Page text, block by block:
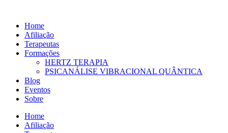
conteúdo
Home
Afiliação
Terapeutas
Formações
HERTZ TERAPIA
PSICANÁLISE VIBRACIONAL QUÂNTICA
Blog
Eventos
Sobre
Home
Afiliação